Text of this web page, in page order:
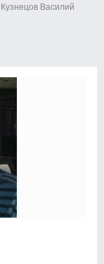
Кузнецов Василий